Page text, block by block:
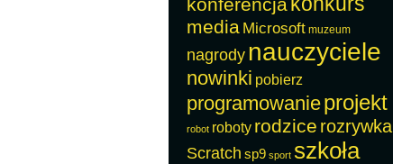
media Microsoft muzeum
nagrody nauczyciele
nowinki pobierz
programowanieprojekt
robot roboty rodzice rozrywka
Scratch sp9 sport szkoła